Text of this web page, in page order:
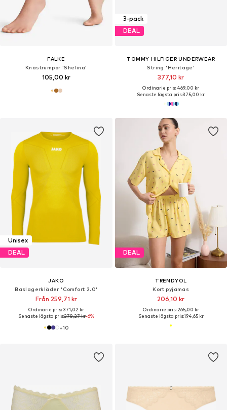
FALKE
Knästrumpor 'Shelina'
105,00 kr
3-pack
DEAL
TOMMY HILFIGER UNDERWEAR
String 'Heritage'
377,10 kr
Ordinarie pris: 469,00 kr
Senaste lägsta pris:375,00 kr
Unisex
DEAL
JAKO
Baslagerkläder 'Comfort 2.0'
Från 259,71 kr
Ordinarie pris: 371,02 kr
Senaste lägsta pris:278,27 kr-6%
+10
DEAL
TRENDYOL
Kort pyjamas
206,10 kr
Ordinarie pris: 265,00 kr
Senaste lägsta pris:194,65 kr